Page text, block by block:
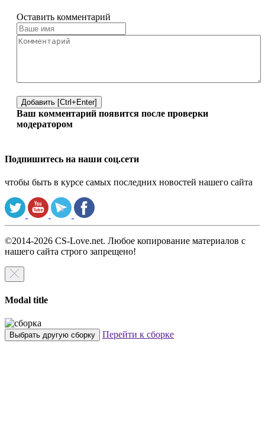
Оставить комментарий
Добавить [Ctrl+Enter]
Ваш комментарий появится после проверки
модератором
Подпишитесь на наши соц.сети
чтобы быть в курсе самых последних новостей нашего сайта
©2014-2026 CS-Love.net. Любое копирование материалов с
нашего сайта строго запрещено!
Modal title
Выбрать другую сборку Перейти к сборке